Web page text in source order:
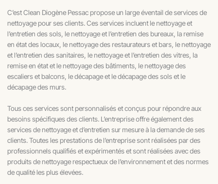
C’est Clean Diogène Pessac propose un large éventail de services de
nettoyage pour ses clients. Ces services incluent le nettoyage et
l’entretien des sols, le nettoyage et l’entretien des bureaux, la remise
en état des locaux, le nettoyage des restaurateurs et bars, le nettoyage
et l’entretien des sanitaires, le nettoyage et l’entretien des vitres, la
remise en état et le nettoyage des bâtiments, le nettoyage des
escaliers et balcons, le décapage et le décapage des sols et le
décapage des murs.
Tous ces services sont personnalisés et conçus pour répondre aux
besoins spécifiques des clients. L’entreprise offre également des
services de nettoyage et d’entretien sur mesure à la demande de ses
clients. Toutes les prestations de l’entreprise sont réalisées par des
professionnels qualifiés et expérimentés et sont réalisées avec des
produits de nettoyage respectueux de l’environnement et des normes
de qualité les plus élevées.